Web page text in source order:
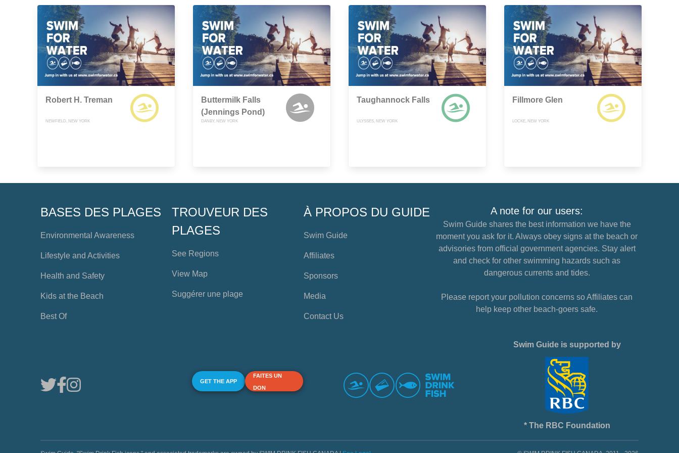
Robert H. Treman
NEWFIELD, NEW YORK
Buttermilk Falls
(Jennings Pond)
DANBY, NEW YORK
Taughannock Falls
ULYSSES, NEW YORK
Fillmore Glen
LOCKE, NEW YORK
BASES DES PLAGES
Environmental Awareness
Lifestyle and Activities
Health and Safety
Kids at the Beach
Best Of
TROUVEUR DES
PLAGES
See Regions
View Map
Suggérer une plage
À PROPOS DU GUIDE
Swim Guide
Affiliates
Sponsors
Media
Contact Us
A note for our users:
Swim Guide shares the best information we have the
moment you ask for it. Always obey signs at the beach or
advisories from official government agencies. Stay alert
and check for other swimming hazards such as
dangerous currents and tides.
Please report your pollution concerns so Affiliates can
help keep other beach-goers safe.
GET THE APP
FAITES UN
DON
Swim Guide is supported by
* The RBC Foundation